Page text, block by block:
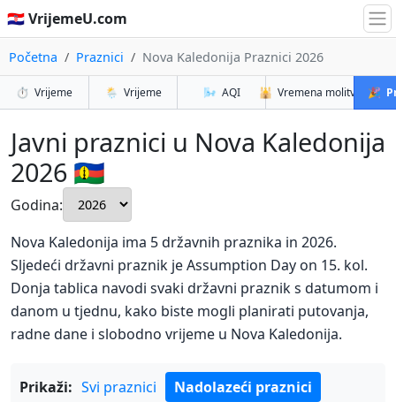
🇭🇷 VrijemeU.com
Početna Praznici Nova Kaledonija Praznici 2026
⏱️ Vrijeme 🌦️ Vrijeme 🌬️ AQI 🕌 Vremena molitve 🎉
Javni praznici u Nova Kaledonija
2026 🇳🇨
Godina:
Nova Kaledonija ima 5 državnih praznika in 2026.
Sljedeći državni praznik je Assumption Day on 15. kol.
Donja tablica navodi svaki državni praznik s datumom i
danom u tjednu, kako biste mogli planirati putovanja,
radne dane i slobodno vrijeme u Nova Kaledonija.
Prikaži: Svi praznici Nadolazeći praznici